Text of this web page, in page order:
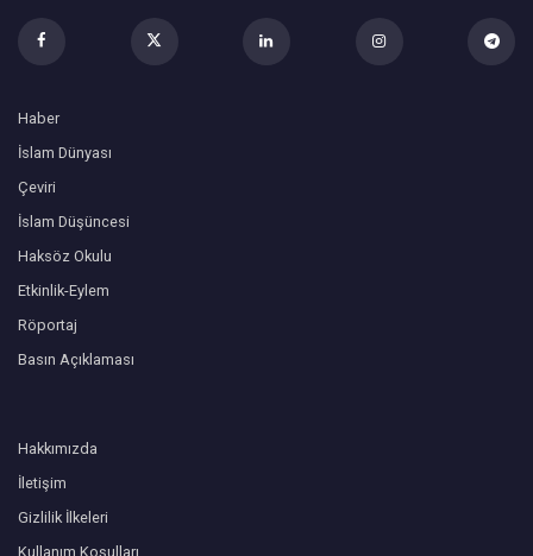
Haber
İslam Dünyası
Çeviri
İslam Düşüncesi
Haksöz Okulu
Etkinlik-Eylem
Röportaj
Basın Açıklaması
Hakkımızda
İletişim
Gizlilik İlkeleri
Kullanım Koşulları